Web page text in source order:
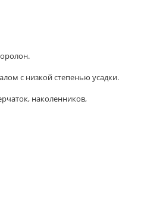
с низкой степенью усадки.
наколенников,